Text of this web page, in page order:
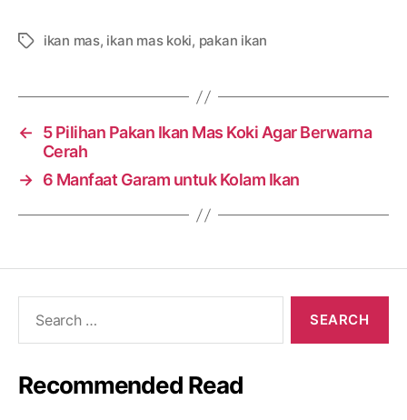
Tagsikan mas, ikan mas koki, pakan ikan
←
5 Pilihan Pakan Ikan Mas Koki Agar Berwarna
Cerah
→ 6 Manfaat Garam untuk Kolam Ikan
Recommended Read